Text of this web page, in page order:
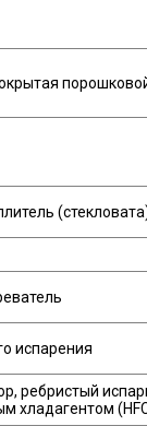
испарения
ребристый